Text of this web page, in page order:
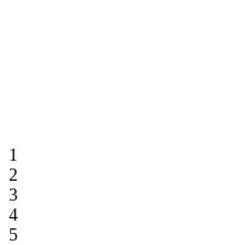
1
2
3
4
5